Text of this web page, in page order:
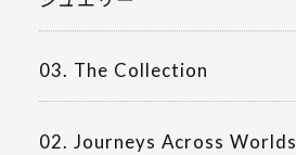
03. The Collection
02. Journeys Across Worlds